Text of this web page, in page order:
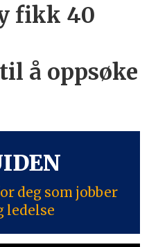
fikk 40
å oppsøke
deg som jobber
ledelse